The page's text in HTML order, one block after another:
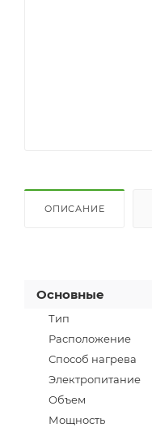
ОПИСАНИЕ
Основные
Тип
Расположение
Способ нагрева
Электропитание
Объем
Мощность